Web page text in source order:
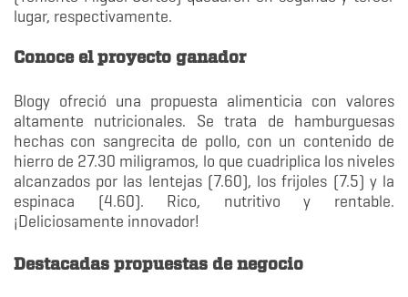
lugar, respectivamente.
Conoce el proyecto ganador
Blogy ofreció una propuesta alimenticia con valores
altamente nutricionales. Se trata de hamburguesas
hechas con sangrecita de pollo, con un contenido de
hierro de 27.30 miligramos, lo que cuadriplica los niveles
alcanzados por las lentejas (7.60), los frijoles (7.5) y la
espinaca (4.60). Rico, nutritivo y rentable.
¡Deliciosamente innovador!
Destacadas propuestas de negocio